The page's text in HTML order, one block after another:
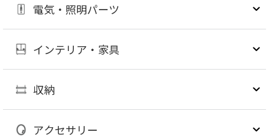
電気・照明パーツ
インテリア・家具
収納
アクセサリー